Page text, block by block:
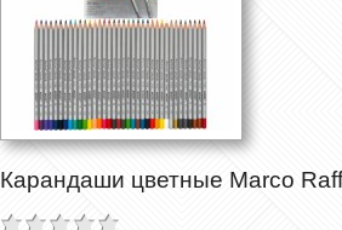
Карандаши цветные Marco